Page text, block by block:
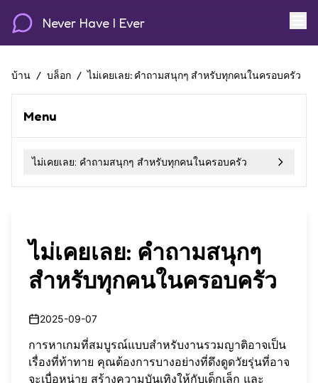
Never Have I Ever
บ้าน / บล็อก / ไม่เคยเลย: คำถามสนุกๆ สำหรับทุกคนในครอบครัว
Menu
ไม่เคยเลย: คำถามสนุกๆ สำหรับทุกคนในครอบครัว
ไม่เคยเลย: คำถามสนุกๆ
สำหรับทุกคนในครอบครัว
2025-09-07
การหาเกมที่สมบูรณ์แบบสำหรับงานรวมญาติอาจเป็น
เรื่องที่ท้าทาย คุณต้องการบางอย่างที่ดึงดูดวัยรุ่นที่อาจ
จะเบื่อหน่าย สร้างความบันเทิงให้กับเด็กเล็ก และ